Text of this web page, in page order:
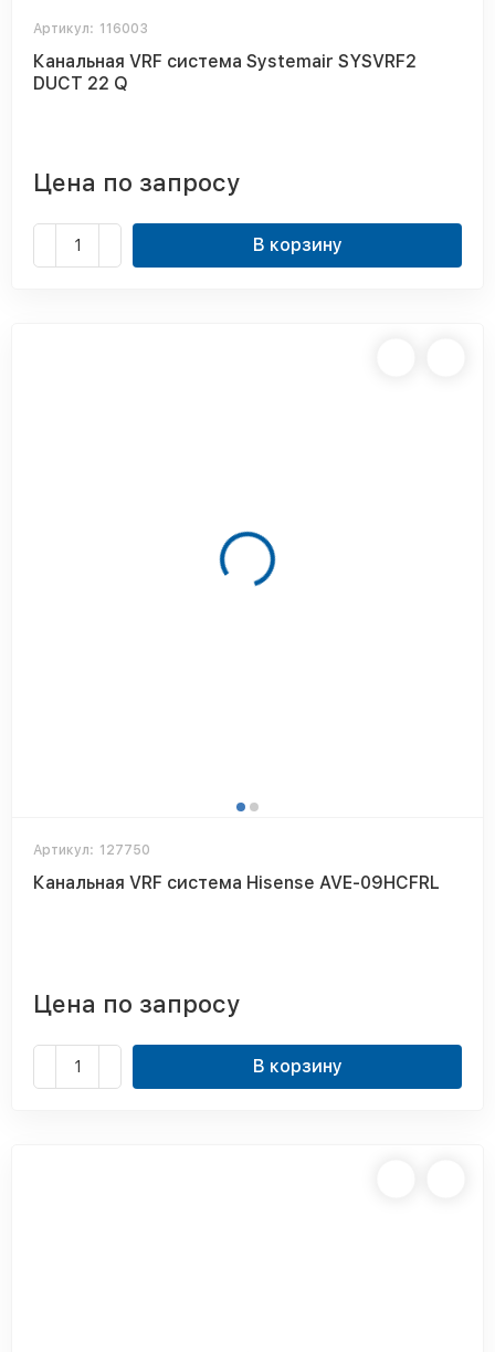
Артикул: 116003
Канальная VRF система Systemair SYSVRF2
DUCT 22 Q
Цена по запросу
В корзину
Артикул: 127750
Канальная VRF система Hisense AVE-09HCFRL
Цена по запросу
В корзину